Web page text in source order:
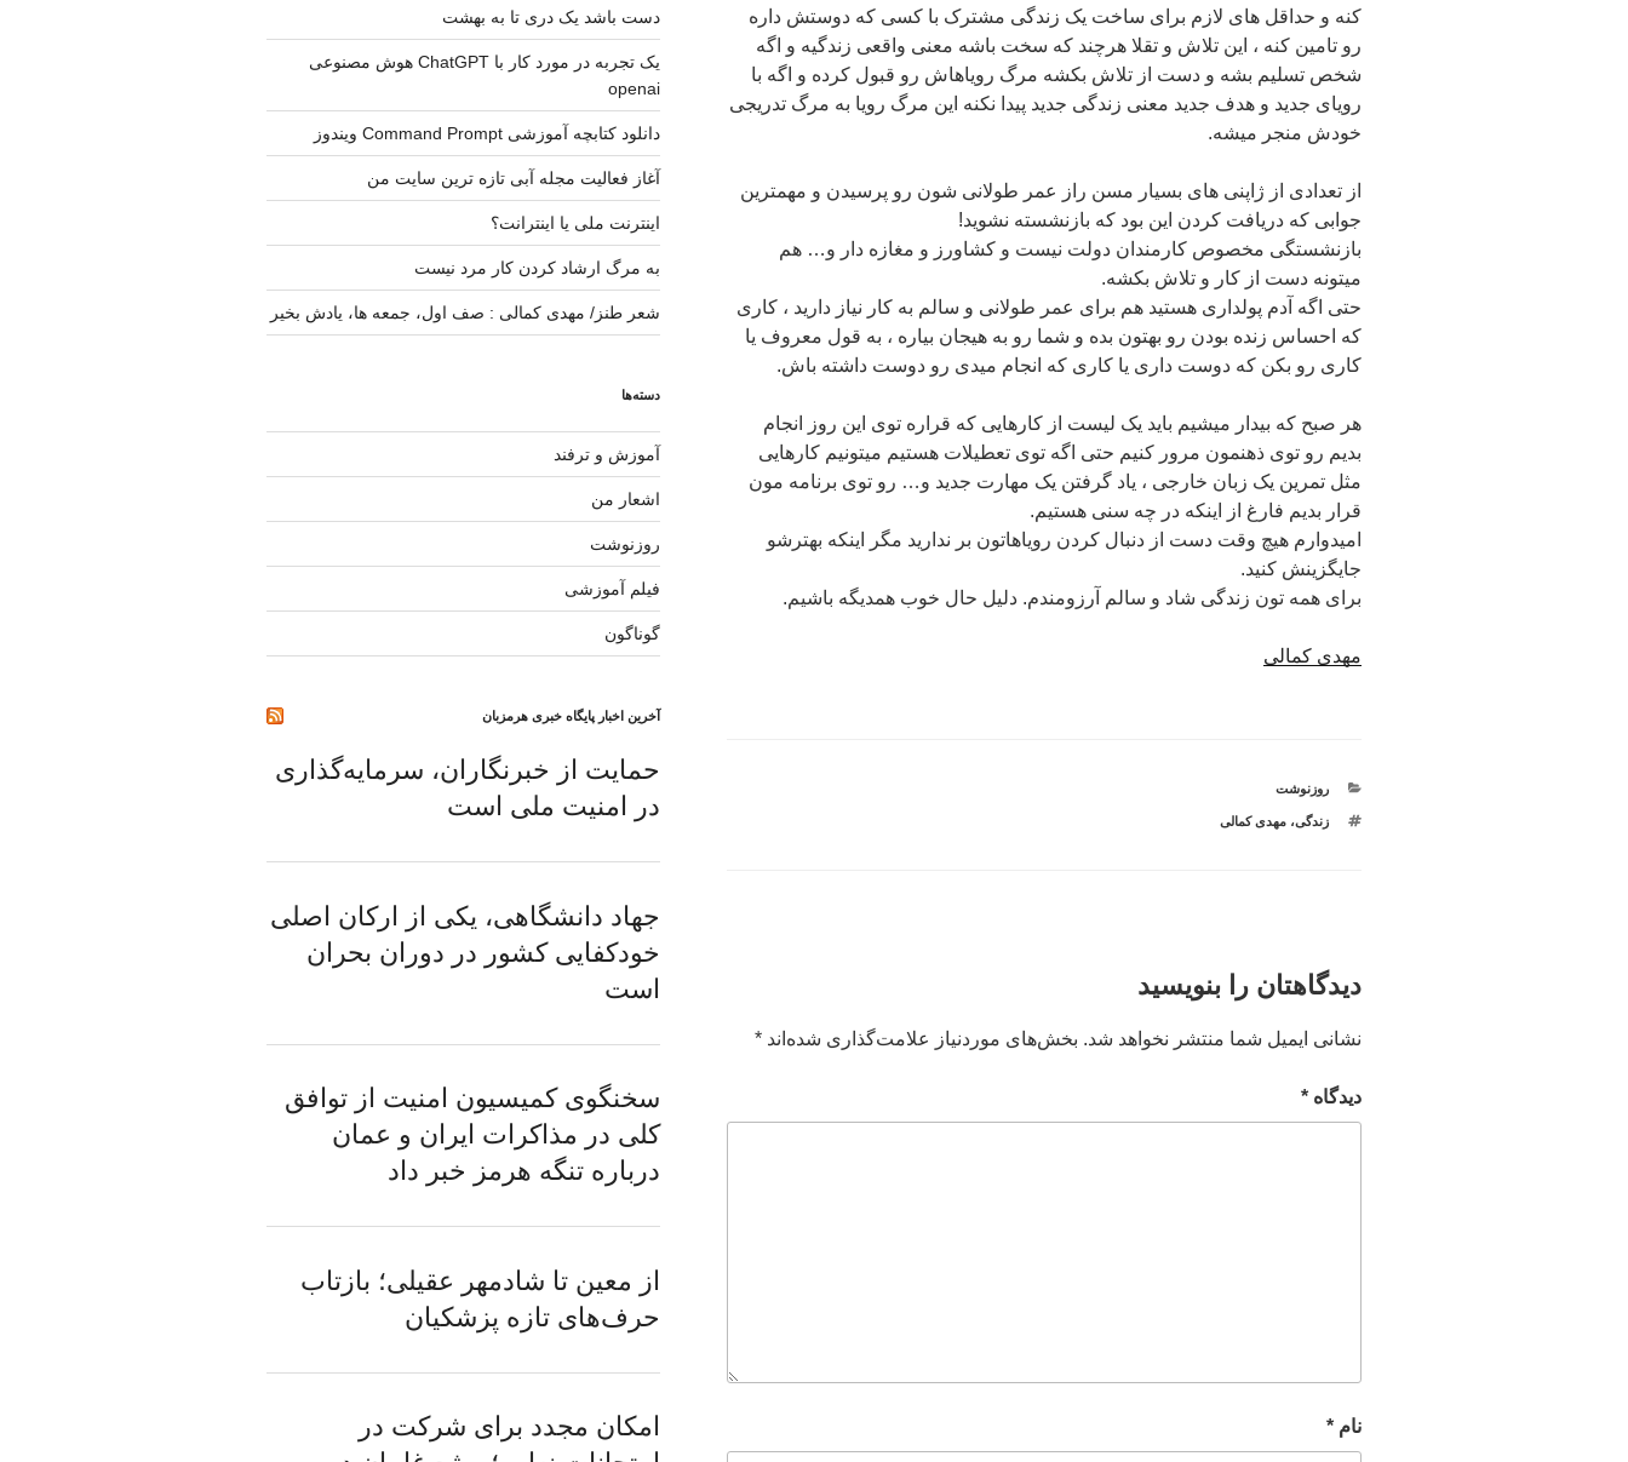
کنه و حداقل های لازم برای ساخت یک زندگی مشترک با کسی که دوستش داره
رو تامین کنه ، این تلاش و تقلا هرچند که سخت باشه معنی واقعی زندگیه و اگه
شخص تسلیم بشه و دست از تلاش بکشه مرگ رویاهاش رو قبول کرده و اگه با
رویای جدید و هدف جدید معنی زندگی جدید پیدا نکنه این مرگ رویا به مرگ تدریجی
خودش منجر میشه.
از تعدادی از ژاپنی های بسیار مسن راز عمر طولانی شون رو پرسیدن و مهمترین
جوابی که دریافت کردن این بود که بازنشسته نشوید!
بازنشستگی مخصوص کارمندان دولت نیست و کشاورز و مغازه دار و… هم
میتونه دست از کار و تلاش بکشه.
حتی اگه آدم پولداری هستید هم برای عمر طولانی و سالم به کار نیاز دارید ، کاری
که احساس زنده بودن رو بهتون بده و شما رو به هیجان بیاره ، به قول معروف یا
کاری رو بکن که دوست داری یا کاری که انجام میدی رو دوست داشته باش.
هر صبح که بیدار میشیم باید یک لیست از کارهایی که قراره توی این روز انجام
بدیم رو توی ذهنمون مرور کنیم حتی اگه توی تعطیلات هستیم میتونیم کارهایی
مثل تمرین یک زبان خارجی ، یاد گرفتن یک مهارت جدید و… رو توی برنامه مون
قرار بدیم فارغ از اینکه در چه سنی هستیم.
امیدوارم هیچ وقت دست از دنبال کردن رویاهاتون بر ندارید مگر اینکه بهترشو
جایگزینش کنید.
برای همه تون زندگی شاد و سالم آرزومندم. دلیل حال خوب همدیگه باشیم.
مهدی کمالی
دسته‌ها
روزنوشت
برچسب‌ها
زندگی،مهدی کمالی
دیدگاهتان را بنویسید
نشانی ایمیل شما منتشر نخواهد شد. بخش‌های موردنیاز علامت‌گذاری شده‌اند *
دیدگاه *
نام *
دست باشد یک دری تا به بهشت
یک تجربه در مورد کار با ChatGPT هوش مصنوعی
openai
دانلود کتابچه آموزشی Command Prompt ویندوز
آغاز فعالیت مجله آبی تازه ترین سایت من
اینترنت ملی یا اینترانت؟
به مرگ ارشاد کردن کار مرد نیست
شعر طنز/ مهدی کمالی : صف اول، جمعه ها، یادش بخیر
دسته‌ها
آموزش و ترفند
اشعار من
روزنوشت
فیلم آموزشی
گوناگون
آخرین اخبار پایگاه خبری هرمزبان
حمایت از خبرنگاران، سرمایه‌گذاری
در امنیت ملی است
جهاد دانشگاهی، یکی از ارکان اصلی
خودکفایی کشور در دوران بحران
است
سخنگوی کمیسیون امنیت از توافق
کلی در مذاکرات ایران و عمان
درباره تنگه هرمز خبر داد
از معین تا شادمهر عقیلی؛ بازتاب
حرف‌های تازه پزشکیان
امکان مجدد برای شرکت در